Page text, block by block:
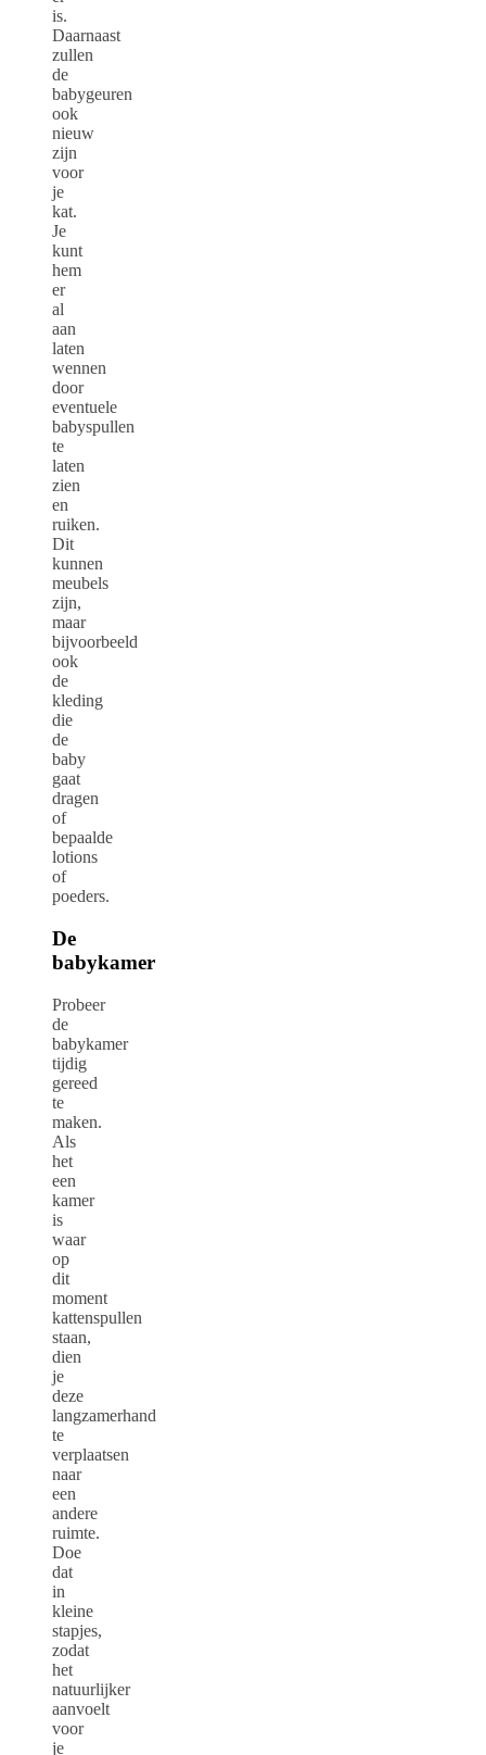
is.
Daarnaast
zullen
de
babygeuren
ook
nieuw
zijn
voor
je
kat.
Je
kunt
hem
er
al
aan
laten
wennen
door
eventuele
babyspullen
te
laten
zien
en
ruiken.
Dit
kunnen
meubels
zijn,
maar
bijvoorbeeld
ook
de
kleding
die
de
baby
gaat
dragen
of
bepaalde
lotions
of
poeders.
De
babykamer
Probeer
de
babykamer
tijdig
gereed
te
maken.
Als
het
een
kamer
is
waar
op
dit
moment
kattenspullen
staan,
dien
je
deze
langzamerhand
te
verplaatsen
naar
een
andere
ruimte.
Doe
dat
in
kleine
stapjes,
zodat
het
natuurlijker
aanvoelt
voor
je